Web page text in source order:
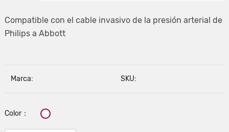
Compatible con el cable invasivo de la presión arterial de
Philips a Abbott
Marca: SKU:
Color：